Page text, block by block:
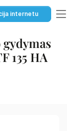
internetu
135 HA